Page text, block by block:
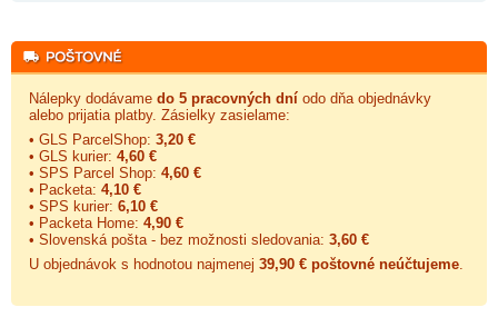
Nálepky dodávame do 5 pracovných dní odo dňa objednávky
alebo prijatia platby. Zásielky zasielame:
• GLS ParcelShop: 3,20 €
• GLS kurier: 4,60 €
• SPS Parcel Shop: 4,60 €
• Packeta: 4,10 €
• SPS kurier: 6,10 €
• Packeta Home: 4,90 €
• Slovenská pošta - bez možnosti sledovania: 3,60 €
U objednávok s hodnotou najmenej 39,90 € poštovné neúčtujeme